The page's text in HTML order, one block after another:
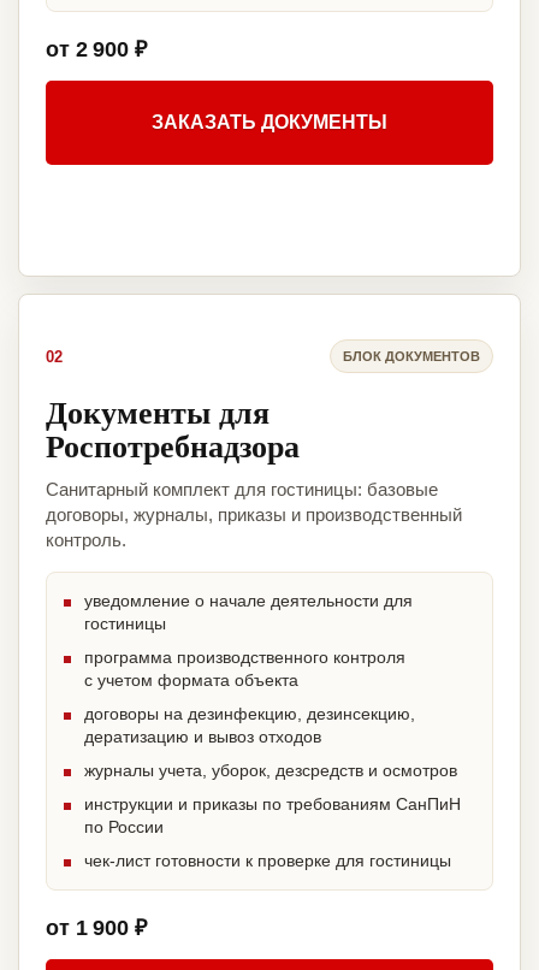
от 2 900 ₽
ЗАКАЗАТЬ ДОКУМЕНТЫ
02 БЛОК ДОКУМЕНТОВ
Документы для
Роспотребнадзора
Санитарный комплект для гостиницы: базовые
договоры, журналы, приказы и производственный
контроль.
уведомление о начале деятельности для
гостиницы
программа производственного контроля
с учетом формата объекта
договоры на дезинфекцию, дезинсекцию,
дератизацию и вывоз отходов
журналы учета, уборок, дезсредств и осмотров
инструкции и приказы по требованиям СанПиН
по России
чек-лист готовности к проверке для гостиницы
от 1 900 ₽